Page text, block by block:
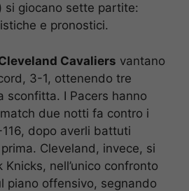
si giocano sette partite:
e pronostici.
Cavaliers vantano
3-1, ottenendo tre
sconfitta. I Pacers hanno
due notti fa contro i
dopo averli battuti
Cleveland, invece, si
Knicks, nell’unico confronto
piano offensivo, segnando